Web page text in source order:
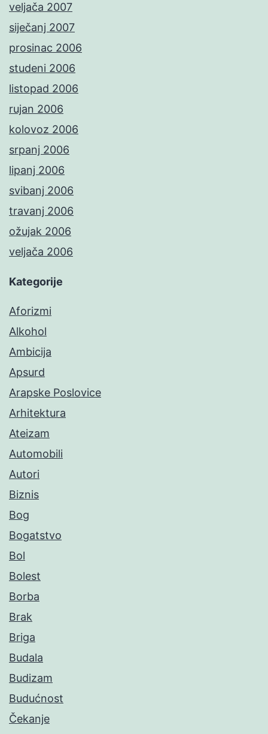
veljača 2007
siječanj 2007
prosinac 2006
studeni 2006
listopad 2006
rujan 2006
kolovoz 2006
srpanj 2006
lipanj 2006
svibanj 2006
travanj 2006
ožujak 2006
veljača 2006
Kategorije
Aforizmi
Alkohol
Ambicija
Apsurd
Arapske Poslovice
Arhitektura
Ateizam
Automobili
Autori
Biznis
Bog
Bogatstvo
Bol
Bolest
Borba
Brak
Briga
Budala
Budizam
Budućnost
Čekanje